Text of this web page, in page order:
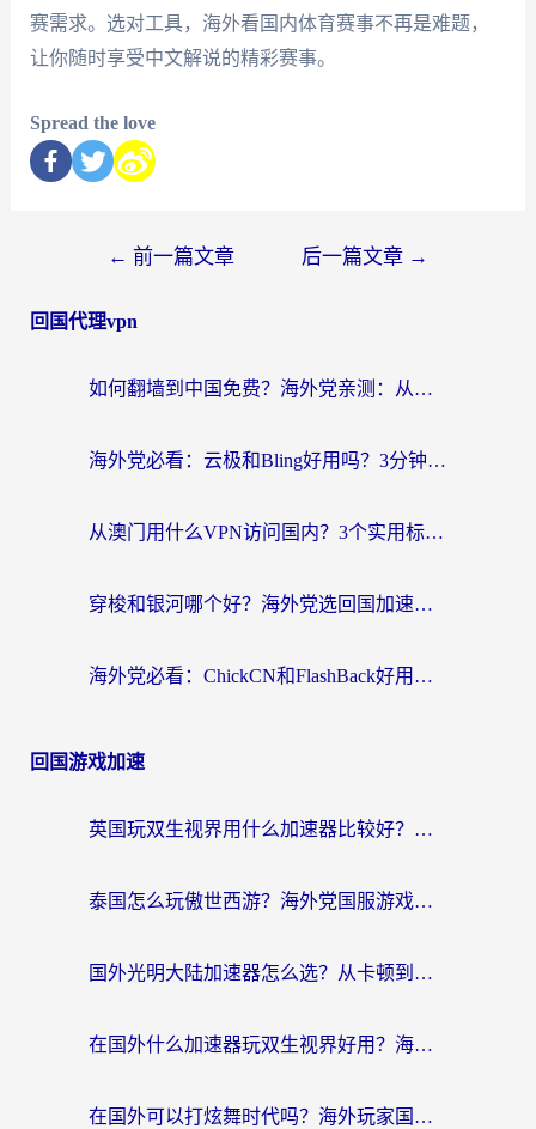
赛需求。选对工具，海外看国内体育赛事不再是难题，
让你随时享受中文解说的精彩赛事。
Spread the love
← 前一篇文章 后一篇文章 →
回国代理vpn
如何翻墙到中国免费？海外党亲测：从踩坑到选对加速器的全攻略
海外党必看：云极和Bling好用吗？3分钟教你选对回国加速器
从澳门用什么VPN访问国内？3个实用标准帮你避开坑，无缝刷剧听歌
穿梭和银河哪个好？海外党选回国加速器的避坑指南，附番茄加速器实测体验
海外党必看：ChickCN和FlashBack好用吗？3招教你选对回国加速器（附云极、HomeCN、斧牛vs艾果对比）
回国游戏加速
英国玩双生视界用什么加速器比较好？海外党亲测有效的国服游戏加速方案
泰国怎么玩傲世西游？海外党国服游戏加速终极攻略（附光明大陆量子特攻实测）
国外光明大陆加速器怎么选？从卡顿到丝滑的终极指南（含德国玩走开外星人墨西哥玩俄罗斯方块技巧）
在国外什么加速器玩双生视界好用？海外党亲测不踩坑的终极指南
在国外可以打炫舞时代吗？海外玩家国服游戏加速全攻略（附实测推荐）